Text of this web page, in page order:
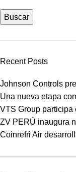
Buscar
Recent Posts
Johnson Controls
Una nueva etapa
VTS Group
ZV PERÚ inaugura
Coinrefri Air